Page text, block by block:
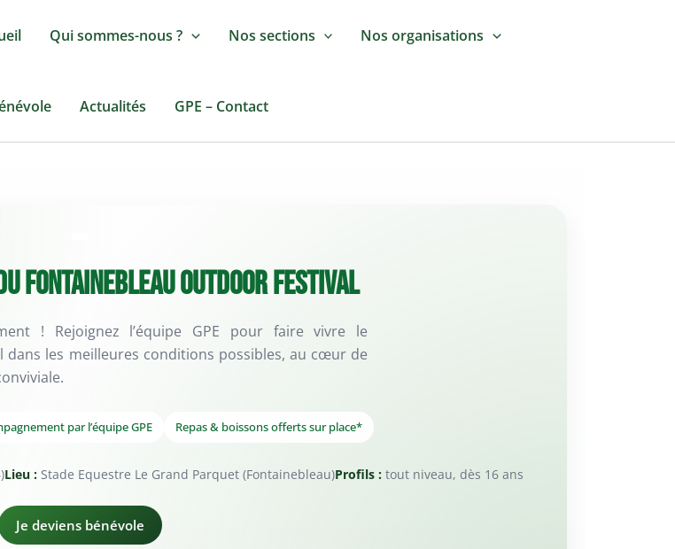
Qui sommes-nous ? Nos sections Nos organisations
Actualités GPE – Contact
Fontainebleau Outdoor Festival
! Rejoignez l’équipe GPE pour faire vivre le
dans les meilleures conditions possibles, au cœur de
par l’équipe GPE Repas & boissons offerts sur place*
Lieu : Stade Equestre Le Grand Parquet (Fontainebleau)Profils : tout niveau, dès 16 ans
Je deviens bénévole